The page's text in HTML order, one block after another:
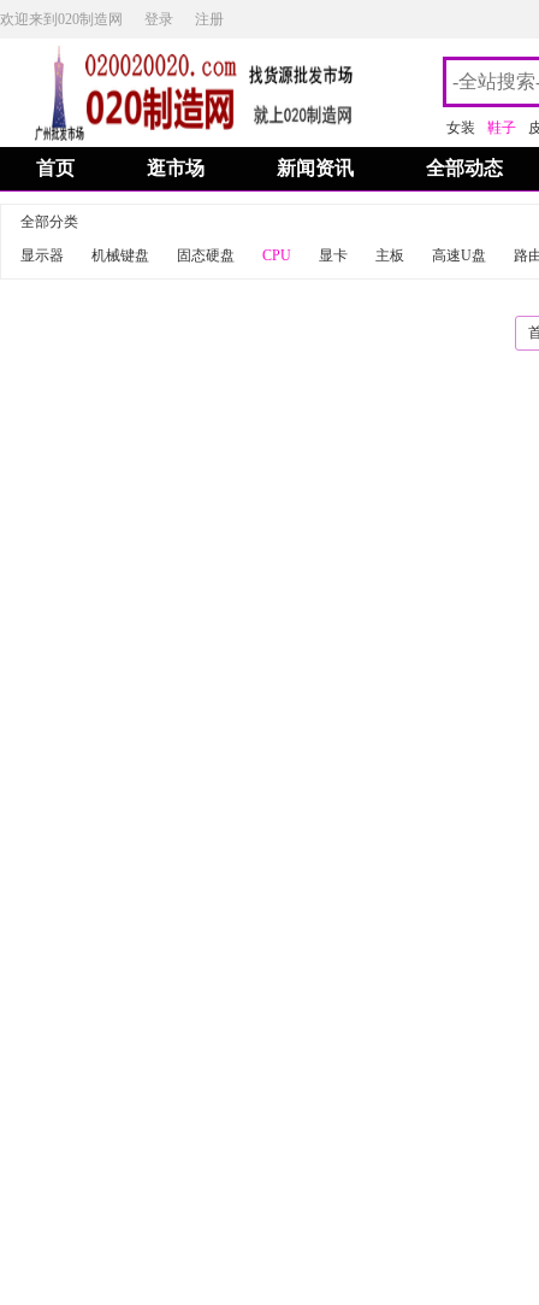
欢迎来到020制造网 登录 注册
女装 鞋子
首页 逛市场 新闻资讯 全部动态
全部分类
显示器
机械键盘 固态硬盘 CPU 显卡 主板 高速U盘 路